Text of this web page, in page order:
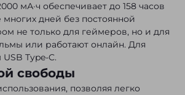
мА·ч обеспечивает до 158 часов
дней без постоянной
не только для геймеров, но и для
или работают онлайн. Для
Type-C.
свободы
позволяя легко